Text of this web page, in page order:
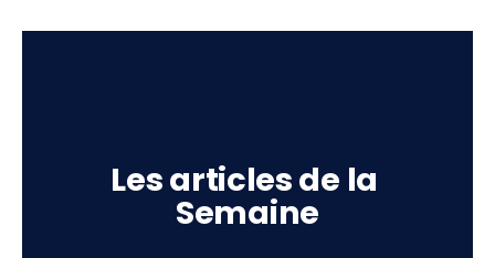
Les articles de la
Semaine